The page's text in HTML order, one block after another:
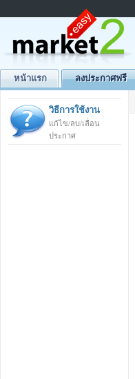
หน้าแรก ลงประกาศฟรี
วิธีการใช้งาน
แก้ไข/ลบ/เลื่อน
ประกาศ